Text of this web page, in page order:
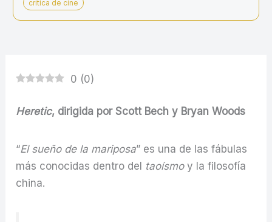
critica de cine
0 (0)
Heretic, dirigida por Scott Bech y Bryan Woods
“El sueño de la mariposa” es una de las fábulas
más conocidas dentro del taoísmoy la filosofía
china.